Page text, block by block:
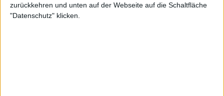
zurückkehren und unten auf der Webseite auf die Schaltfläche
"Datenschutz" klicken.